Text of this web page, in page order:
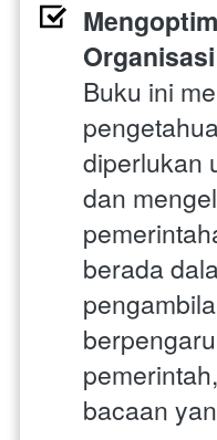
Buku ini
diperlukan
dan
berada
bacaan